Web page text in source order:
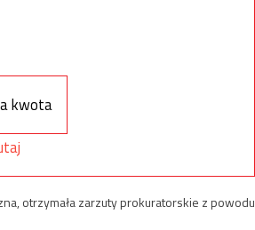
kwota
otrzymała zarzuty prokuratorskie z powodu